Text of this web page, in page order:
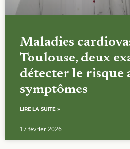
Maladies
Toulouse, deux
détecter le risque
symptômes
LIRE LA SUITE »
17 février 2026